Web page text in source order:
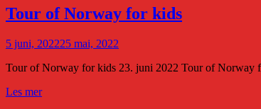
Tour of Norway for kids
5 juni, 202225 mai, 2022
Tour of Norway for kids 23. juni 2022 Tour of Norway
Tour
Les mer